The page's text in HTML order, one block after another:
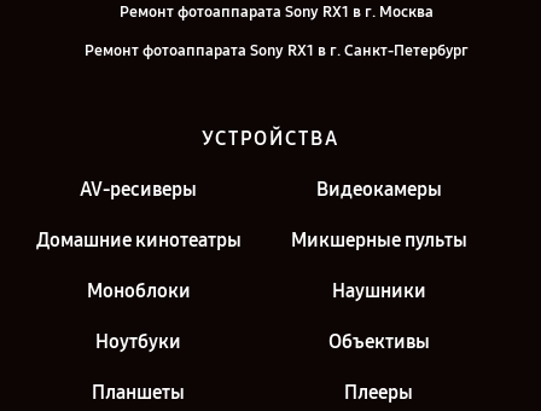
Ремонт фотоаппарата Sony RX1 в г. Москва
Ремонт фотоаппарата Sony RX1 в г. Санкт-Петербург
УСТРОЙСТВА
AV-ресиверы Видеокамеры
Домашние кинотеатры Микшерные пульты
Моноблоки Наушники
Ноутбуки Объективы
Планшеты Плееры